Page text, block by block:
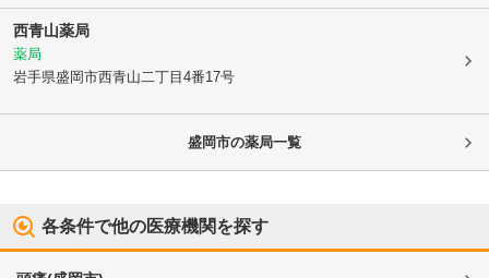
西青山薬局
薬局
岩手県盛岡市西青山二丁目4番17号
盛岡市の薬局一覧
各条件で他の医療機関を探す